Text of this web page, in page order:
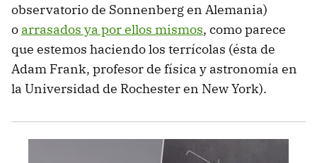
observatorio de Sonnenberg en Alemania)
o arrasados ya por ellos mismos, como parece
que estemos haciendo los terrícolas (ésta de
Adam Frank, profesor de física y astronomía en
la Universidad de Rochester en New York).